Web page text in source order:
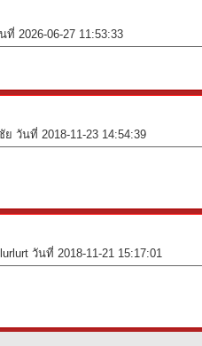
2026-06-27 11:53:33
นที่ 2018-11-23 14:54:39
วันที่ 2018-11-21 15:17:01